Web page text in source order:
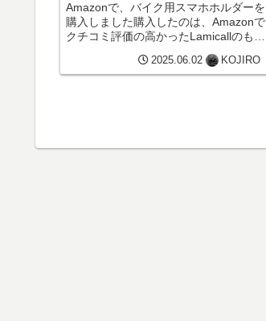
Amazonで、バイク用スマホホルダーを
購入しました購入したのは、Amazonで
クチコミ評価の高かったLamicallのもの
です。スマホホルダー取り付け後いい
感じです。安心して？ご近所散策に出
かけられそうです。
2025.06.02 KOJIRO